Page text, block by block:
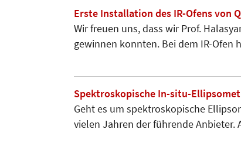
Erste Installation des IR-Ofens von
Wir freuen uns, dass wir Prof.
gewinnen konnten. Bei dem IR-
Spektroskopische In-situ-
Geht es um spektroskopische
vielen Jahren der führende